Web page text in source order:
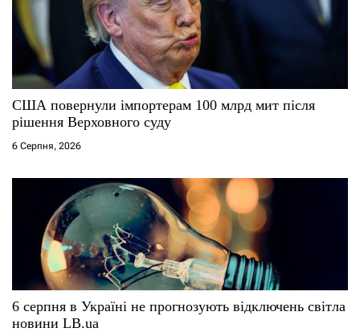
п
с
і
в
США повернули імпортерам 100 млрд мит після
рішення Верховного суду
6 Серпня, 2026
6 серпня в Україні не прогнозують відключень світла
новини LB.ua